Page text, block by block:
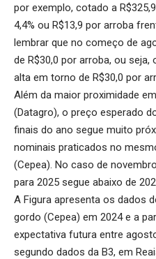
por exemplo, cotado a
4,4% ou R$13,9 por arroba
lembrar que no começo de
de R$30,0 por arroba, ou
alta em torno de R$30,0 por
Além da maior proximidade
(Datagro), o preço esperado
finais do ano segue muito
nominais praticados no
(Cepea). No caso de
para 2025 segue abaixo de
A Figura apresenta os dados
gordo (Cepea) em 2024 e a
expectativa futura entre
segundo dados da B3, em